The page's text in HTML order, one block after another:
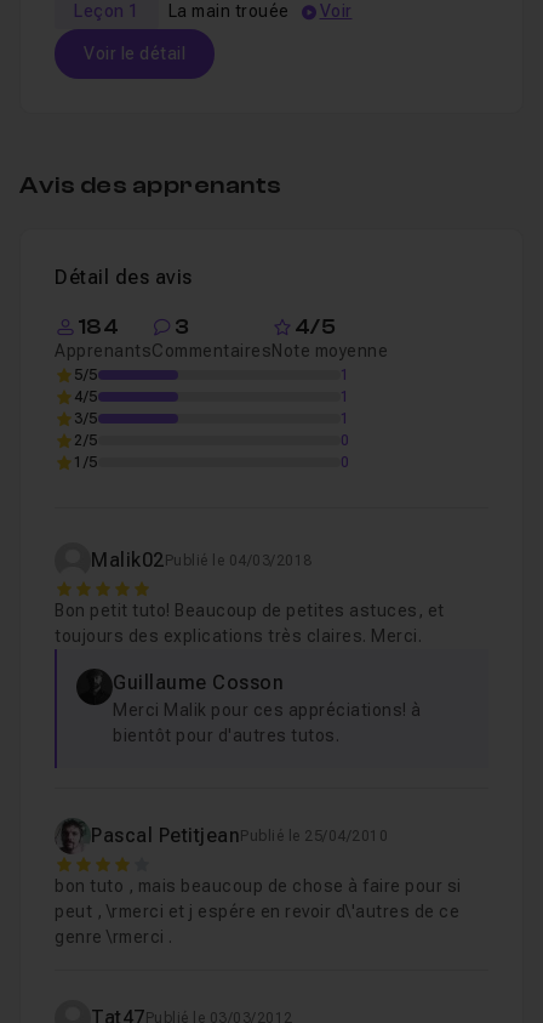
Leçon 1 La main trouée Voir
Voir le détail
Avis des apprenants
Détail des avis
184
Apprenants
3
Commentaires
4/5
Note moyenne
5/5
1
4/5
1
3/5
1
2/5
0
1/5
0
Malik02 Publié le 04/03/2018
5
Bon petit tuto! Beaucoup de petites astuces, et
toujours des explications très claires. Merci.
Guillaume Cosson
Merci Malik pour ces appréciations! à
bientôt pour d'autres tutos.
Pascal Petitjean Publié le 25/04/2010
4
bon tuto , mais beaucoup de chose à faire pour si
peut , \rmerci et j espére en revoir d\'autres de ce
genre \rmerci .
Tat47 Publié le 03/03/2012